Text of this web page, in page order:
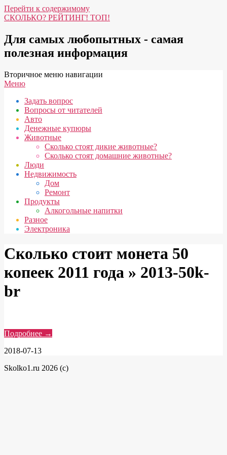
Перейти к содержимому
СКОЛЬКО? РЕЙТИНГ! ТОП!
Для самых любопытных - самая
полезная информация
Вторичное меню навигации
Меню
Задать вопрос
Вопросы от читателей
Авто
Денежные купюры
Животные
Сколько стоят дикие животные?
Сколько стоят домашние животные?
Люди
Недвижимость
Дом
Ремонт
Продукты
Алкогольные напитки
Разное
Электроника
Сколько стоит монета 50
копеек 2011 года » 2013-50k-
br
Подробнее →
2018-07-13
Skolko1.ru 2026 (c)